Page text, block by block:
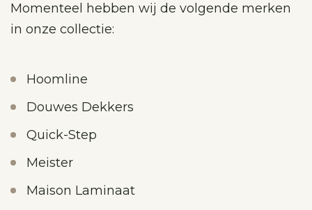
Momenteel hebben wij de volgende merken
in onze collectie:
Hoomline
Douwes Dekkers
Quick-Step
Meister
Maison Laminaat